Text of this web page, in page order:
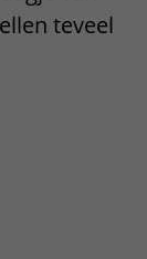
teveel